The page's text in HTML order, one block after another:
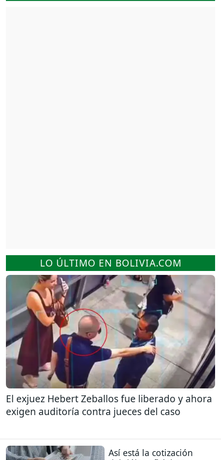
LO ÚLTIMO EN BOLIVIA.COM
El exjuez Hebert Zeballos fue liberado y ahora
exigen auditoría contra jueces del caso
Así está la cotización